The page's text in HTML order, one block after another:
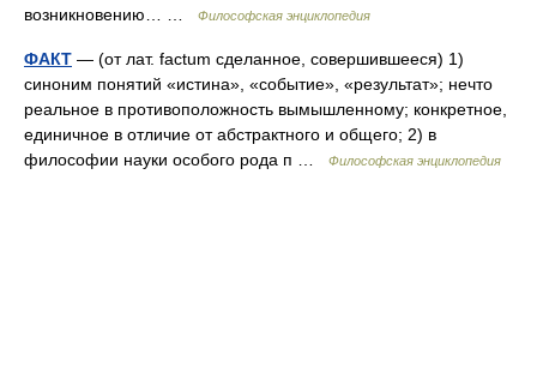
возникновению… …
Философская энциклопедия
ФАКТ — (от лат. factum сделанное, совершившееся) 1)
синоним понятий «истина», «событие», «результат»; нечто
реальное в противоположность вымышленному; конкретное,
единичное в отличие от абстрактного и общего; 2) в
философии науки особого рода п …
Философская энциклопедия